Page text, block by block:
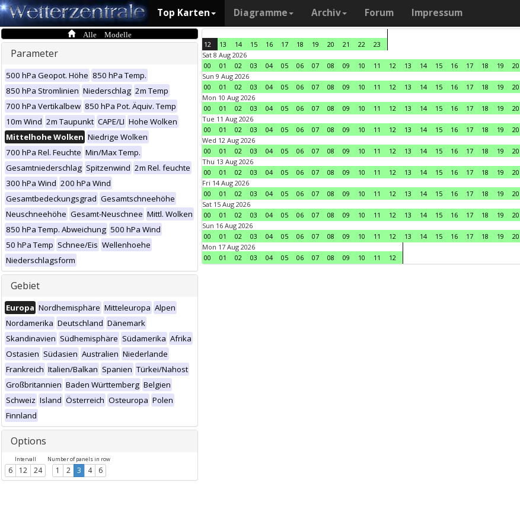
Top Karten Diagramme Archiv Forum Impressum
Alle Modelle
Parameter
500 hPa Geopot. Höhe 850 hPa Temp.
850 hPa Stromlinien Niederschlag 2m Temp
700 hPa Vertikalbew 850 hPa Pot. Äquiv. Temp
10m Wind 2m Taupunkt CAPE/LI Hohe Wolken
Mittelhohe Wolken Niedrige Wolken
700 hPa Rel. Feuchte Min/Max Temp.
Gesamtniederschlag Spitzenwind 2m Rel. feuchte
300 hPa Wind 200 hPa Wind
Gesamtbedeckungsgrad Gesamtschneehöhe
Neuschneehöhe Gesamt-Neuschnee Mittl. Wolken
850 hPa Temp. Abweichung 500 hPa Wind
50 hPa Temp Schnee/Eis Wellenhoehe
Niederschlagsform
Gebiet
Europa Nordhemisphäre Mitteleuropa Alpen
Nordamerika Deutschland Dänemark
Skandinavien Südhemisphäre Südamerika Afrika
Ostasien Südasien Australien Niederlande
Frankreich Italien/Balkan Spanien Türkei/Nahost
Großbritannien Baden Württemberg Belgien
Schweiz Island Österreich Osteuropa Polen
Finnland
Options
Intervall
6 12 24
Number of panels in row
1 2 3 4 6
12 13 14 15 16 17 18 19 20 21 22
23
Sat 8 Aug 2026
00
01 02 03 04 05 06 07 08 09 10 11 12 13 14 15 16 17 18 19 20
Sun 9 Aug 2026
00
01 02 03 04 05 06 07 08 09 10 11 12 13 14 15 16 17 18 19 20
Mon 10 Aug 2026
00
01 02 03 04 05 06 07 08 09 10 11 12 13 14 15 16 17 18 19 20
Tue 11 Aug 2026
00
01 02 03 04 05 06 07 08 09 10 11 12 13 14 15 16 17 18 19 20
Wed 12 Aug 2026
00
01 02 03 04 05 06 07 08 09 10 11 12 13 14 15 16 17 18 19 20
Thu 13 Aug 2026
00
01 02 03 04 05 06 07 08 09 10 11 12 13 14 15 16 17 18 19 20
Fri 14 Aug 2026
00
01 02 03 04 05 06 07 08 09 10 11 12 13 14 15 16 17 18 19 20
Sat 15 Aug 2026
00
01 02 03 04 05 06 07 08 09 10 11 12 13 14 15 16 17 18 19 20
Sun 16 Aug 2026
00
01 02 03 04 05 06 07 08 09 10 11 12 13 14 15 16 17 18 19 20
Mon 17 Aug 2026
00
01 02 03 04 05 06 07 08 09 10 11 12